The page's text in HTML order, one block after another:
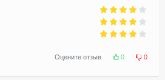
Оцените отзыв 0 0